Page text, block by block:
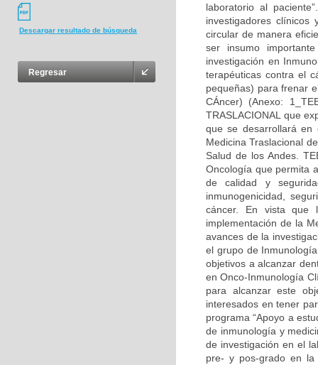
Descargar resultado de búsqueda
Regresar
laboratorio al
investigadores
circular de manera
ser insumo
investigación en
terapéuticas contra el
pequeñas) para frenar
CÁncer) (Anexo:
TRASLACIONAL que
que se desarrollará
Medicina Traslacional
Salud de los Andes.
Oncología que permita
de calidad y
inmunogenicidad,
cáncer. En vista que
implementación de la
avances de la
el grupo de
objetivos a alcanzar
en Onco-Inmunología
para alcanzar este
interesados en tener
programa “Apoyo a
de inmunología y
de investigación en el
pre- y pos-grado en la